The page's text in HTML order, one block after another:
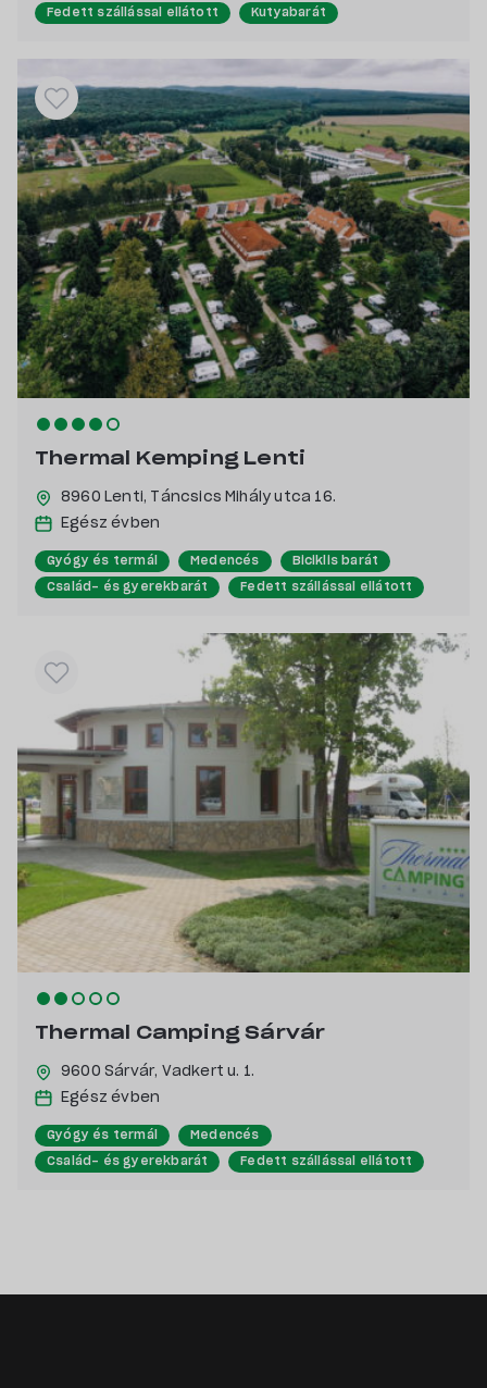
Fedett szállással ellátott Kutyabarát
Thermal Kemping Lenti
8960 Lenti, Táncsics Mihály utca 16.
Egész évben
Gyógy és termál Medencés Biciklis barát
Család- és gyerekbarát Fedett szállással ellátott
Thermal Camping Sárvár
9600 Sárvár, Vadkert u. 1.
Egész évben
Gyógy és termál Medencés
Család- és gyerekbarát Fedett szállással ellátott